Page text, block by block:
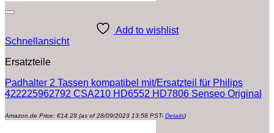
Add to wishlist
Schnellansicht
Ersatzteile
Padhalter 2 Tassen kompatibel mit/Ersatzteil für Philips
422225962792 CSA210 HD6552 HD7806 Senseo Original
Amazon.de Price: €14.28 (as of 28/09/2023 13:58 PST- Details)